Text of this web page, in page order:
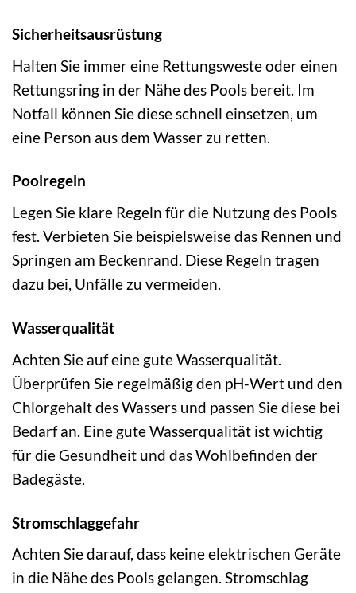
Sicherheitsausrüstung
Halten Sie immer eine Rettungsweste oder einen
Rettungsring in der Nähe des Pools bereit. Im
Notfall können Sie diese schnell einsetzen, um
eine Person aus dem Wasser zu retten.
Poolregeln
Legen Sie klare Regeln für die Nutzung des Pools
fest. Verbieten Sie beispielsweise das Rennen und
Springen am Beckenrand. Diese Regeln tragen
dazu bei, Unfälle zu vermeiden.
Wasserqualität
Achten Sie auf eine gute Wasserqualität.
Überprüfen Sie regelmäßig den pH-Wert und den
Chlorgehalt des Wassers und passen Sie diese bei
Bedarf an. Eine gute Wasserqualität ist wichtig
für die Gesundheit und das Wohlbefinden der
Badegäste.
Stromschlaggefahr
Achten Sie darauf, dass keine elektrischen Geräte
in die Nähe des Pools gelangen. Stromschlag